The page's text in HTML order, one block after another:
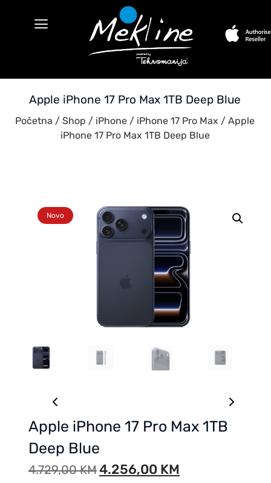
Apple iPhone 17 Pro Max 1TB Deep Blue
Početna / Shop / iPhone / iPhone 17 Pro Max / Apple
iPhone 17 Pro Max 1TB Deep Blue
Novo
Apple iPhone 17 Pro Max 1TB
Deep Blue
4.729,00KM4.256,00 KM